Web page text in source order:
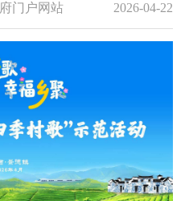
门户网站 2026-04-22